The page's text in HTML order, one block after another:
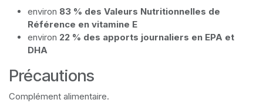
environ 83 % des Valeurs Nutritionnelles de
Référence en vitamine E
environ 22 % des apports journaliers en EPA et
DHA
Précautions
Complément alimentaire.